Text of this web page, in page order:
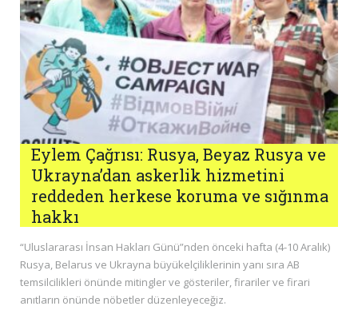
Eylem Çağrısı: Rusya, Beyaz Rusya ve
Ukrayna’dan askerlik hizmetini
reddeden herkese koruma ve sığınma
hakkı
“Uluslararası İnsan Hakları Günü”nden önceki hafta (4-10 Aralık)
Rusya, Belarus ve Ukrayna büyükelçiliklerinin yanı sıra AB
temsilcilikleri önünde mitingler ve gösteriler, firariler ve firari
anıtların önünde nöbetler düzenleyeceğiz.